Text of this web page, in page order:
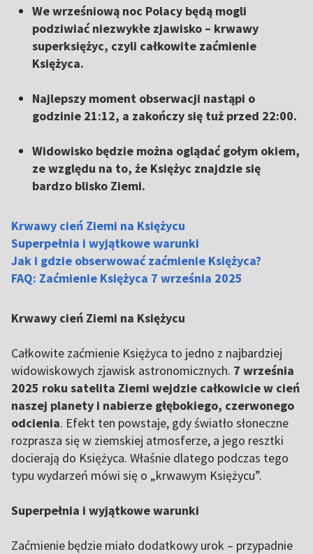
We wrześniową noc Polacy będą mogli
podziwiać niezwykłe zjawisko – krwawy
superksiężyc, czyli całkowite zaćmienie
Księżyca.
Najlepszy moment obserwacji nastąpi o
godzinie 21:12, a zakończy się tuż przed 22:00.
Widowisko będzie można oglądać gołym okiem,
ze względu na to, że Księżyc znajdzie się
bardzo blisko Ziemi.
Krwawy cień Ziemi na Księżycu
Superpełnia i wyjątkowe warunki
Jak i gdzie obserwować zaćmienie Księżyca?
FAQ: Zaćmienie Księżyca 7 września 2025
Krwawy cień Ziemi na Księżycu
Całkowite zaćmienie Księżyca to jedno z najbardziej
widowiskowych zjawisk astronomicznych. 7 września
2025 roku satelita Ziemi wejdzie całkowicie w cień
naszej planety i nabierze głębokiego, czerwonego
odcienia. Efekt ten powstaje, gdy światło słoneczne
rozprasza się w ziemskiej atmosferze, a jego resztki
docierają do Księżyca. Właśnie dlatego podczas tego
typu wydarzeń mówi się o „krwawym Księżycu”.
Superpełnia i wyjątkowe warunki
Zaćmienie będzie miało dodatkowy urok – przypadnie